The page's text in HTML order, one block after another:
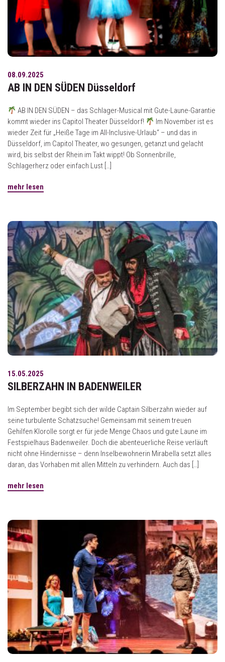
08.09.2025
AB IN DEN SÜDEN Düsseldorf
AB IN DEN SÜDEN – das Schlager-Musical mit Gute-Laune-Garantie
kommt wieder ins Capitol Theater Düsseldorf!
Im November ist es
wieder Zeit für „Heiße Tage im All-Inclusive-Urlaub“ – und das in
Düsseldorf, im Capitol Theater, wo gesungen, getanzt und gelacht
wird, bis selbst der Rhein im Takt wippt! Ob Sonnenbrille,
Schlagerherz oder einfach Lust […]
mehr lesen
15.05.2025
SILBERZAHN IN BADENWEILER
Im September begibt sich der wilde Captain Silberzahn wieder auf
seine turbulente Schatzsuche! Gemeinsam mit seinem treuen
Gehilfen Klorolle sorgt er für jede Menge Chaos und gute Laune im
Festspielhaus Badenweiler. Doch die abenteuerliche Reise verläuft
nicht ohne Hindernisse – denn Inselbewohnerin Mirabella setzt alles
daran, das Vorhaben mit allen Mitteln zu verhindern. Auch das […]
mehr lesen